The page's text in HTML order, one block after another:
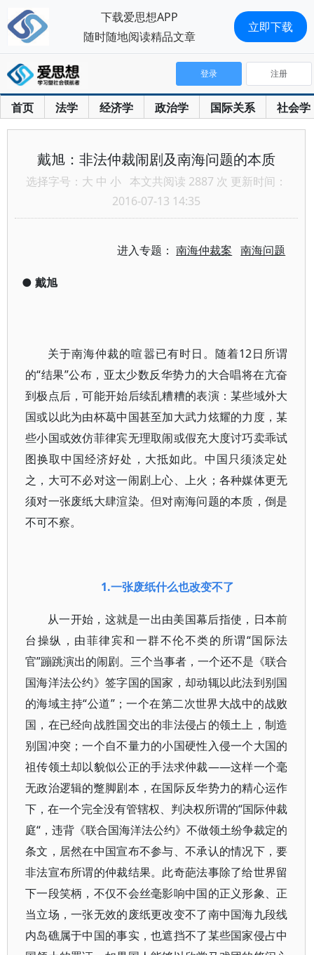
首页 法学 经济学 政治学 国际关系 社会学
登录 注册
戴旭：非法仲裁闹剧及南海问题的本质
选择字号： 大 中 小 本文共阅读 2887 次 更新时间：
2016-07-13 14:35
进入专题：南海仲裁案 南海问题
● 戴旭
关于南海仲裁的喧嚣已有时日。随着12日所谓
的“结果”公布，亚太少数反华势力的大合唱将在亢奋
到极点后，可能开始后续乱糟糟的表演：某些域外大
国或以此为由杯葛中国甚至加大武力炫耀的力度，某
些小国或效仿菲律宾无理取闹或假充大度讨巧卖乖试
图换取中国经济好处，大抵如此。中国只须淡定处
之，大可不必对这一闹剧上心、上火；各种媒体更无
须对一张废纸大肆渲染。但对南海问题的本质，倒是
不可不察。
1.一张废纸什么也改变不了
从一开始，这就是一出由美国幕后指使，日本前
台操纵，由菲律宾和一群不伦不类的所谓“国际法
官”蹦跳演出的闹剧。三个当事者，一个还不是《联合
国海洋法公约》签字国的国家，却动辄以此法到别国
的海域主持“公道”；一个在第二次世界大战中的战败
国，在已经向战胜国交出的非法侵占的领土上，制造
别国冲突；一个自不量力的小国硬性入侵一个大国的
祖传领土却以貌似公正的手法求仲裁——这样一个毫
无政治逻辑的蹩脚剧本，在国际反华势力的精心运作
下，在一个完全没有管辖权、判决权所谓的“国际仲裁
庭“，违背《联合国海洋法公约》不做领土纷争裁定的
条文，居然在中国宣布不参与、不承认的情况下，要
非法宣布所谓的仲裁结果。此奇葩法事除了给世界留
下一段笑柄，不仅不会丝毫影响中国的正义形象、正
当立场，一张无效的废纸更改变不了南中国海九段线
内岛礁属于中国的事实，也遮挡不了某些国家侵占中
下载爱思想APP
随时随地阅读精品文章
立即下载